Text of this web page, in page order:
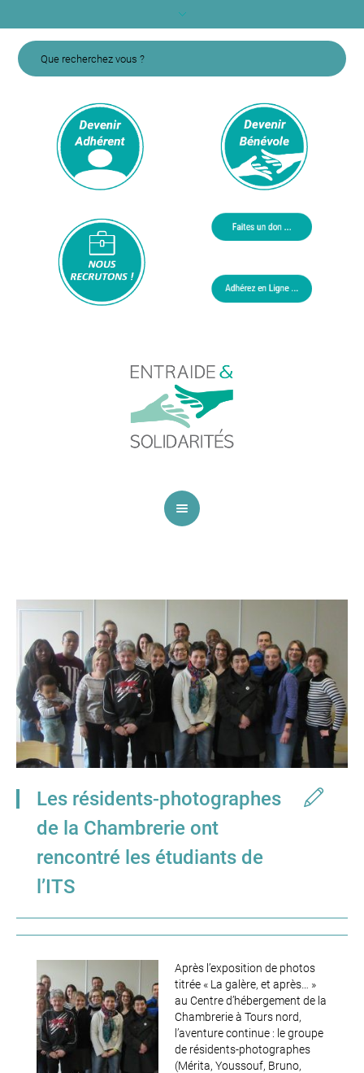
Les résidents-photographes
de la Chambrerie ont
rencontré les étudiants de
l’ITS
Après l’exposition de photos
titrée « La galère, et après… »
au Centre d’hébergement de la
Chambrerie à Tours nord,
l’aventure continue : le groupe
de résidents-photographes
(Mérita, Youssouf, Bruno,